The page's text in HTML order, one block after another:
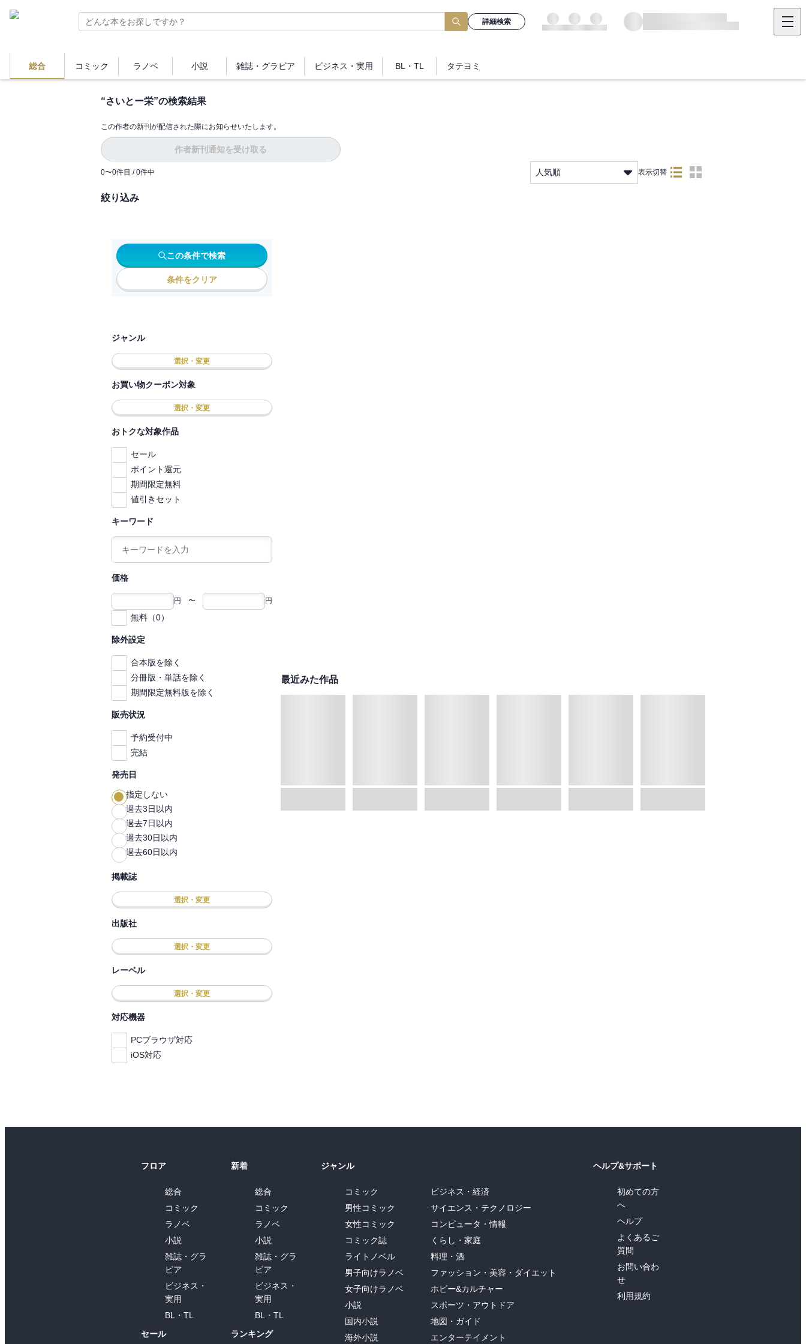
詳細検索
総合 コミック ラノベ 小説 雑誌・ グラビア ビジネス ・実用 BL・TL タテヨミ
“さいとー栄”の検索結果
この作者の新刊が配信された際にお知らせいたします。
作者新刊通知を受け取る
0〜0件目 / 0件中 人気順 表示切替
絞り込み
この条件で検索
条件をクリア
ジャンル
選択・変更
お買い物クーポン対象
選択・変更
おトクな対象作品
セール
ポイント還元
期間限定無料
値引きセット
キーワード
価格
円 〜 円
無料（0）
除外設定
合本版を除く
分冊版・単話を除く
期間限定無料版を除く
販売状況
予約受付中
完結
発売日
指定しない
過去3日以内
過去7日以内
過去30日以内
過去60日以内
掲載誌
選択・変更
出版社
選択・変更
レーベル
選択・変更
対応機器
PCブラウザ対応
iOS対応
最近みた作品
フロア
総合
コミック
ラノベ
小説
雑誌・グラ
ビア
ビジネス・
実用
BL・TL
セール
新着
総合
コミック
ラノベ
小説
雑誌・グラ
ビア
ビジネス・
実用
BL・TL
ランキング
ジャンル
コミック
男性コミック
女性コミック
コミック誌
ライトノベル
男子向けラノベ
女子向けラノベ
小説
国内小説
海外小説
ビジネス・経済
サイエンス・テクノロジー
コンピュータ・情報
くらし・家庭
料理・酒
ファッション・美容・ダイエット
ホビー&カルチャー
スポーツ・アウトドア
地図・ガイド
エンターテイメント
ヘルプ&サポート
初めての方
へ
ヘルプ
よくあるご
質問
お問い合わ
せ
利用規約